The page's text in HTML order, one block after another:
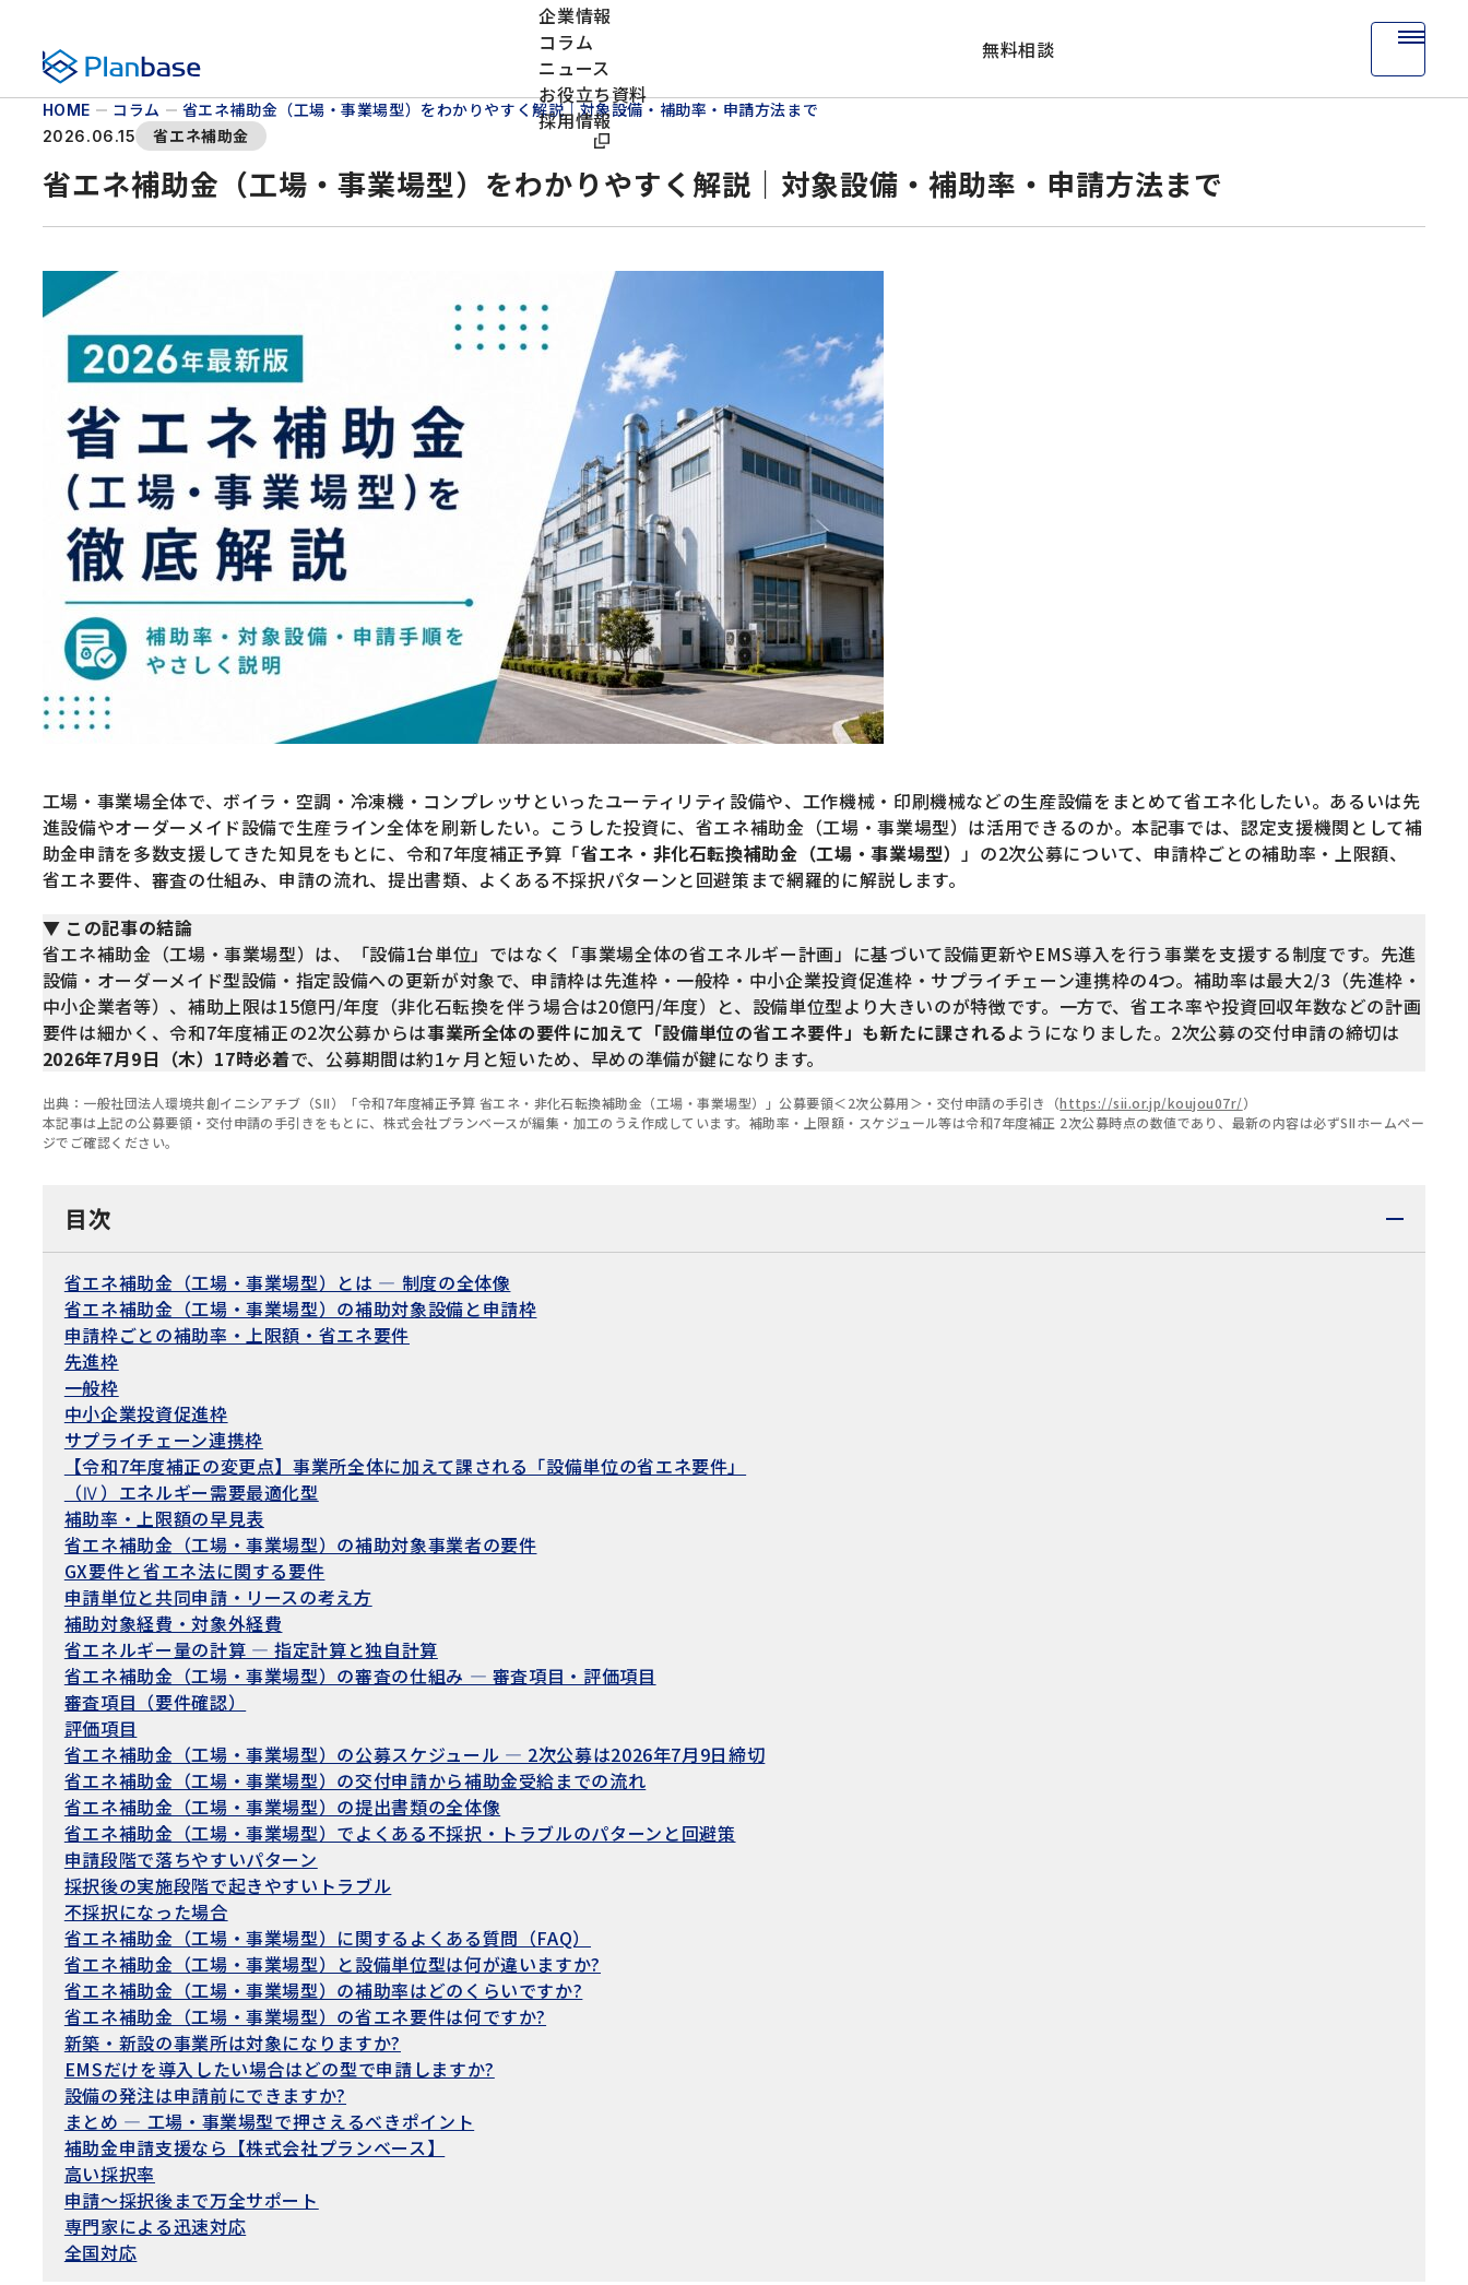
株式会社プランベース
企業情報
コラム
ニュース
お役立ち資料
採用情報
無料相談
HOME コラム 省エネ補助金（工場・事業場型）をわかりやすく解説｜対象設備・補助率・申請方法まで
2026.06.15 省エネ補助金
省エネ補助金（工場・事業場型）をわかりやすく解説｜対象設備・補助率・申請方法まで
工場・事業場全体で、ボイラ・空調・冷凍機・コンプレッサといったユーティリティ設備や、工作機械・印刷機械などの生産設備をまとめて省エネ化したい。あるいは先
進設備やオーダーメイド設備で生産ライン全体を刷新したい。こうした投資に、省エネ補助金（工場・事業場型）は活用できるのか。本記事では、認定支援機関として補
助金申請を多数支援してきた知見をもとに、令和7年度補正予算「省エネ・非化石転換補助金（工場・事業場型）」の2次公募について、申請枠ごとの補助率・上限額、
省エネ要件、審査の仕組み、申請の流れ、提出書類、よくある不採択パターンと回避策まで網羅的に解説します。
▼ この記事の結論
省エネ補助金（工場・事業場型）は、「設備1台単位」ではなく「事業場全体の省エネルギー計画」に基づいて設備更新やEMS導入を行う事業を支援する制度です。先進
設備・オーダーメイド型設備・指定設備への更新が対象で、申請枠は先進枠・一般枠・中小企業投資促進枠・サプライチェーン連携枠の4つ。補助率は最大2/3（先進枠・
中小企業者等）、補助上限は15億円/年度（非化石転換を伴う場合は20億円/年度）と、設備単位型より大きいのが特徴です。一方で、省エネ率や投資回収年数などの計画
要件は細かく、令和7年度補正の2次公募からは事業所全体の要件に加えて「設備単位の省エネ要件」も新たに課されるようになりました。2次公募の交付申請の締切は
2026年7月9日（木）17時必着で、公募期間は約1ヶ月と短いため、早めの準備が鍵になります。
出典：一般社団法人環境共創イニシアチブ（SII）「令和7年度補正予算 省エネ・非化石転換補助金（工場・事業場型）」公募要領＜2次公募用＞・交付申請の手引き（https://sii.or.jp/koujou07r/）
本記事は上記の公募要領・交付申請の手引きをもとに、株式会社プランベースが編集・加工のうえ作成しています。補助率・上限額・スケジュール等は令和7年度補正 2次公募時点の数値であり、最新の内容は必ずSIIホームペー
ジでご確認ください。
目次
省エネ補助金（工場・事業場型）とは — 制度の全体像
省エネ補助金（工場・事業場型）の補助対象設備と申請枠
申請枠ごとの補助率・上限額・省エネ要件
先進枠
一般枠
中小企業投資促進枠
サプライチェーン連携枠
【令和7年度補正の変更点】事業所全体に加えて課される「設備単位の省エネ要件」
（Ⅳ）エネルギー需要最適化型
補助率・上限額の早見表
省エネ補助金（工場・事業場型）の補助対象事業者の要件
GX要件と省エネ法に関する要件
申請単位と共同申請・リースの考え方
補助対象経費・対象外経費
省エネルギー量の計算 — 指定計算と独自計算
省エネ補助金（工場・事業場型）の審査の仕組み — 審査項目・評価項目
審査項目（要件確認）
評価項目
省エネ補助金（工場・事業場型）の公募スケジュール — 2次公募は2026年7月9日締切
省エネ補助金（工場・事業場型）の交付申請から補助金受給までの流れ
省エネ補助金（工場・事業場型）の提出書類の全体像
省エネ補助金（工場・事業場型）でよくある不採択・トラブルのパターンと回避策
申請段階で落ちやすいパターン
採択後の実施段階で起きやすいトラブル
不採択になった場合
省エネ補助金（工場・事業場型）に関するよくある質問（FAQ）
省エネ補助金（工場・事業場型）と設備単位型は何が違いますか?
省エネ補助金（工場・事業場型）の補助率はどのくらいですか?
省エネ補助金（工場・事業場型）の省エネ要件は何ですか?
新築・新設の事業所は対象になりますか?
EMSだけを導入したい場合はどの型で申請しますか?
設備の発注は申請前にできますか?
まとめ — 工場・事業場型で押さえるべきポイント
補助金申請支援なら【株式会社プランベース】
高い採択率
申請〜採択後まで万全サポート
専門家による迅速対応
全国対応